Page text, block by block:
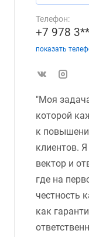
Телефон:
+7 978
показать
"Моя
которой
к
клиентов.
вектор и
где на
честность
как